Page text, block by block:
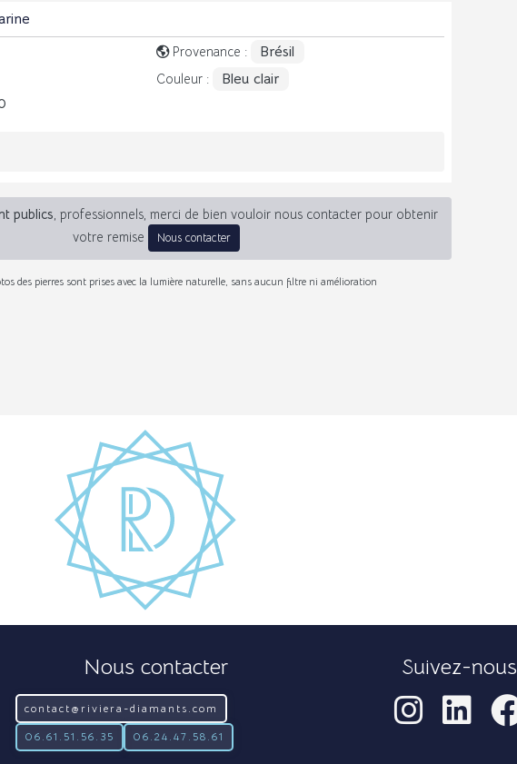
Provenance : Brésil
Couleur : Bleu clair
publics, professionnels, merci de bien vouloir nous contacter pour obtenir
votre remise
Nous contacter
des pierres sont prises avec la lumière naturelle, sans aucun filtre ni amélioration
Nous contacter
contact@riviera-diamants.com
06.61.51.56.35 06.24.47.58.61
Suivez-nous